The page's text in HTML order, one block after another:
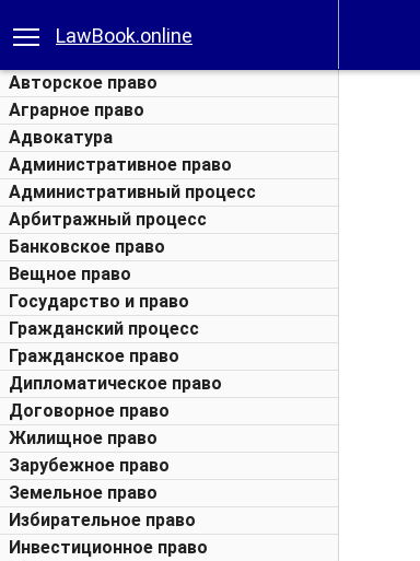
LawBook.online
Авторское право
Аграрное право
Адвокатура
Административное право
Административный процесс
Арбитражный процесс
Банковское право
Вещное право
Государство и право
Гражданский процесс
Гражданское право
Дипломатическое право
Договорное право
Жилищное право
Зарубежное право
Земельное право
Избирательное право
Инвестиционное право